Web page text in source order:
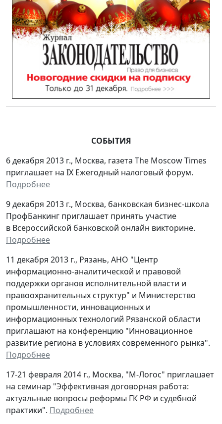
СОБЫТИЯ
6 декабря 2013 г., Москва, газета The Moscow Times
приглашает на IX Ежегодный налоговый форум.
Подробнее
9 декабря 2013 г., Москва, банковская бизнес-школа
ПрофБанкинг приглашает принять участие
в Всероссийской банковской онлайн викторине.
Подробнее
11 декабря 2013 г., Рязань, АНО "Центр
информационно-аналитической и правовой
поддержки органов исполнительной власти и
правоохранительных структур" и Министерство
промышленности, инновационных и
информационных технологий Рязанской области
приглашают на конференцию "Инновационное
развитие региона в условиях современного рынка".
Подробнее
17-21 февраля 2014 г., Москва, "М-Логос" приглашает
на семинар "Эффективная договорная работа:
актуальные вопросы реформы ГК РФ и судебной
практики". Подробнее